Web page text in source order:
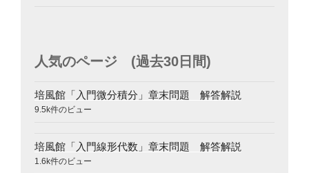
人気のページ (過去30日間)
培風館「入門微分積分」章末問題 解答解説
9.5k件のビュー
培風館「入門線形代数」章末問題 解答解説
1.6k件のビュー